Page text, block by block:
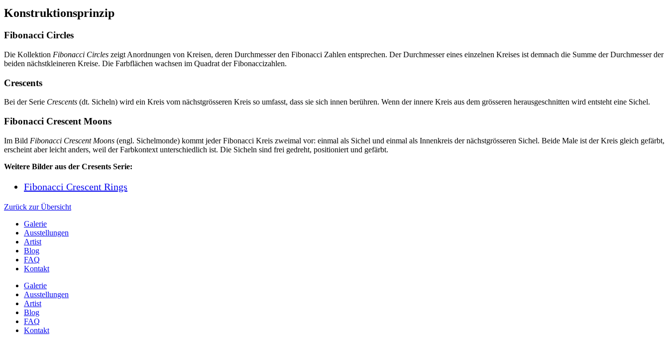
Konstruktionsprinzip
Fibonacci Circles
Die Kollektion Fibonacci Circles zeigt Anordnungen von Kreisen, deren Durchmesser den Fibonacci Zahlen entsprechen. Der Durchmesser eines einzelnen Kreises ist demnach die Summe der Durchmesser der
beiden nächstkleineren Kreise. Die Farbflächen wachsen im Quadrat der Fibonaccizahlen.
Crescents
Bei der Serie Crescents (dt. Sicheln) wird ein Kreis vom nächstgrösseren Kreis so umfasst, dass sie sich innen berühren. Wenn der innere Kreis aus dem grösseren herausgeschnitten wird entsteht eine Sichel.
Fibonacci Crescent Moons
Im Bild Fibonacci Crescent Moons (engl. Sichelmonde) kommt jeder Fibonacci Kreis zweimal vor: einmal als Sichel und einmal als Innenkreis der nächstgrösseren Sichel. Beide Male ist der Kreis gleich gefärbt,
erscheint aber leicht anders, weil der Farbkontext unterschiedlich ist. Die Sicheln sind frei gedreht, positioniert und gefärbt.
Weitere Bilder aus der Cresents Serie:
Fibonacci Crescent Rings
Zurück zur Übersicht
Galerie
Ausstellungen
Artist
Blog
FAQ
Kontakt
Galerie
Ausstellungen
Artist
Blog
FAQ
Kontakt